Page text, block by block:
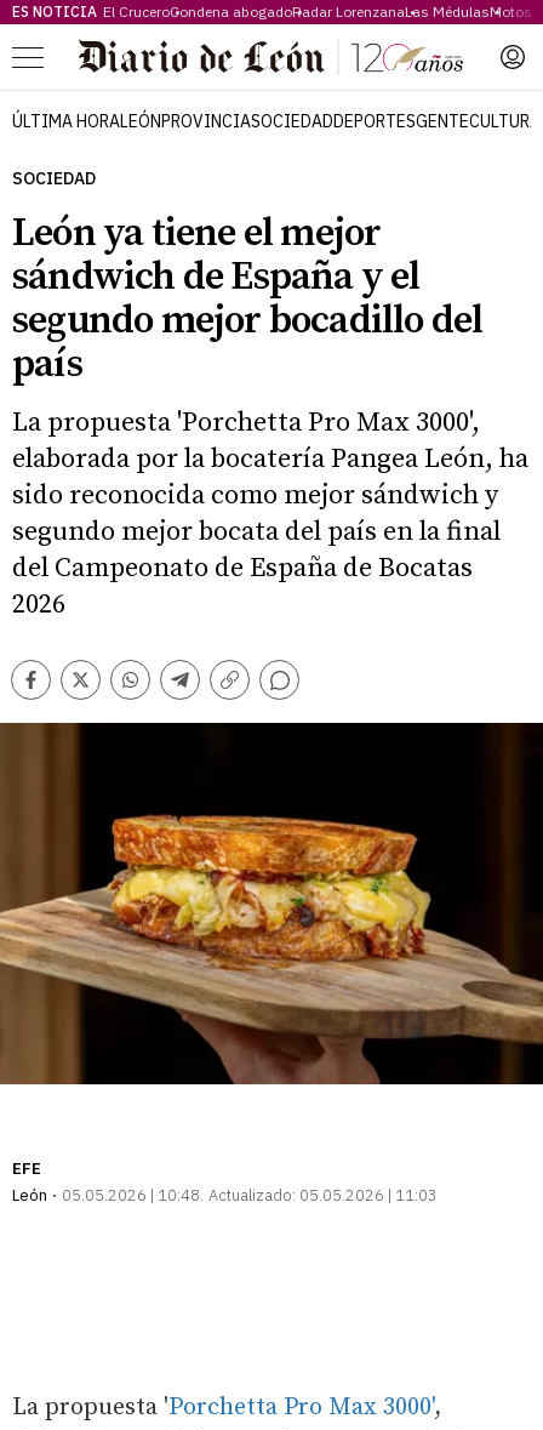
ES NOTICIA El CruceroCondena abogadoRadar LorenzanaLas MédulasMotos
Menú
ÚLTIMA HORALEÓNPROVINCIASOCIEDADDEPORTESGENTECULTURA
SOCIEDAD
León ya tiene el mejor
sándwich de España y el
segundo mejor bocadillo del
país
La propuesta 'Porchetta Pro Max 3000',
elaborada por la bocatería Pangea León, ha
sido reconocida como mejor sándwich y
segundo mejor bocata del país en la final
del Campeonato de España de Bocatas
2026
Facebook
TwitterWhatsappTelegram
Copiar
Comentarios
EFE
León
05.05.2026 | 10:48 Actualizado: 05.05.2026 | 11:03
La propuesta 'Porchetta Pro Max 3000',